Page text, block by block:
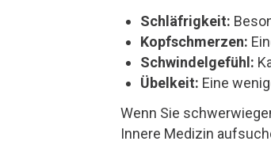
Schläfrigkeit:
Kopfschmerzen:
Schwindelgefühl:
Übelkeit: Eine
Wenn Sie
Innere Medizin